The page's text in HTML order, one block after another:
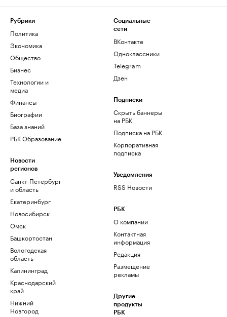
Рубрики
Политика
Экономика
Общество
Бизнес
Технологии и
медиа
Финансы
Биографии
База знаний
РБК Образование
Новости
регионов
Санкт-Петербург
и область
Екатеринбург
Новосибирск
Омск
Башкортостан
Вологодская
область
Калининград
Краснодарский
край
Нижний
Новгород
Социальные
сети
ВКонтакте
Одноклассники
Telegram
Дзен
Подписки
Скрыть баннеры
на РБК
Подписка на РБК
Корпоративная
подписка
Уведомления
RSS Новости
РБК
О компании
Контактная
информация
Редакция
Размещение
рекламы
Другие
продукты
РБК